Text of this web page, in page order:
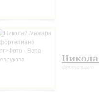
фортепиано